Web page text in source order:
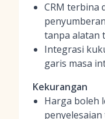
CRM terbina
tanpa alatan
Integrasi
garis masa
Kekurangan
Harga boleh